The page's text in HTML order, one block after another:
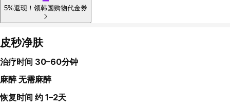
5%返现！领韩国购物代金券
皮秒净肤
治疗时间 30–60分钟
麻醉 无需麻醉
恢复时间 约 1–2天